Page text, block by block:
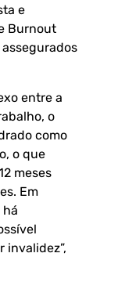
e
Burnout
entre a
o
como
o que
meses
Em
há
invalidez”,